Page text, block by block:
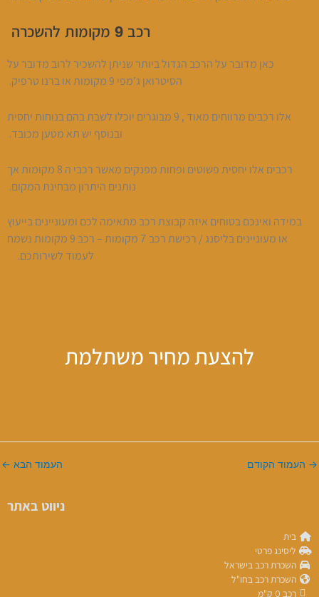
רכב 9 מקומות להשכרה
כאן מדובר על הרכב הגדול ביותר שניתן להשכיר לרוב מדובר על
הסיטרואן ג’מפי 9 מקומות או ברנו טרפיק.
אלו רכבים מרווחים מאוד , 9 מבוגרים יוכלו לשבת בהם בנוחות יחסית
ובנוסף יש תא מטען מכובד.
רכבים אלו יחסית פשוטים ופחות מפנקים מאשר רכבי ה 8 מקומות אך
נותנים היתרון מבחינת המקום.
במידה ואינכם בטוחים איזה קבוצת רכב מתאימה לכם ומעוניינים בייעוץ
או מעוניינים בליסנג / רכישת רכב 7 מקומות – רכב 9 מקומות נשמח
לעמוד לשירותכם.
להצעת מחיר משתלמת
→ העמוד הקודם העמוד הבא ←
ניווט באתר
בית
ליסינג פרטי
השכרת רכב בישראל
השכרת רכב בחו"ל
רכב 0 ק"מ